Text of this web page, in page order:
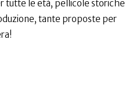
tutte le età, pellicole storiche
tante proposte per